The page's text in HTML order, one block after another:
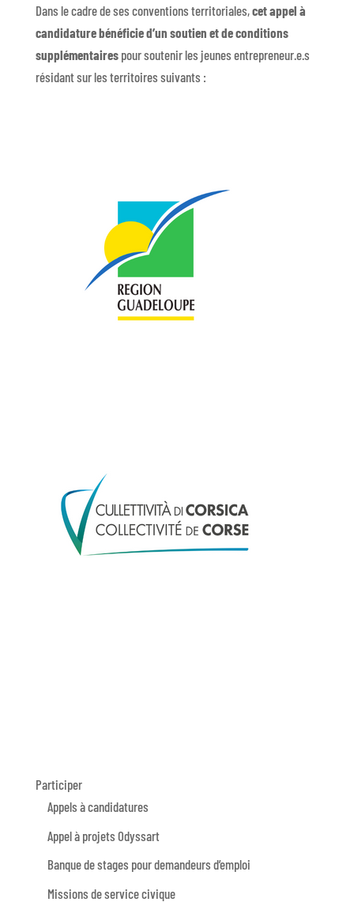
Dans le cadre de ses conventions territoriales,cet appel à
candidature bénéficie d’un soutien et de conditions
supplémentairespour soutenir les jeunes entrepreneur.e.s
résidant sur les territoires suivants :
Participer
Appels à candidatures
Appel à projets Odyssart
Banque de stages pour demandeurs d’emploi
Missions de service civique